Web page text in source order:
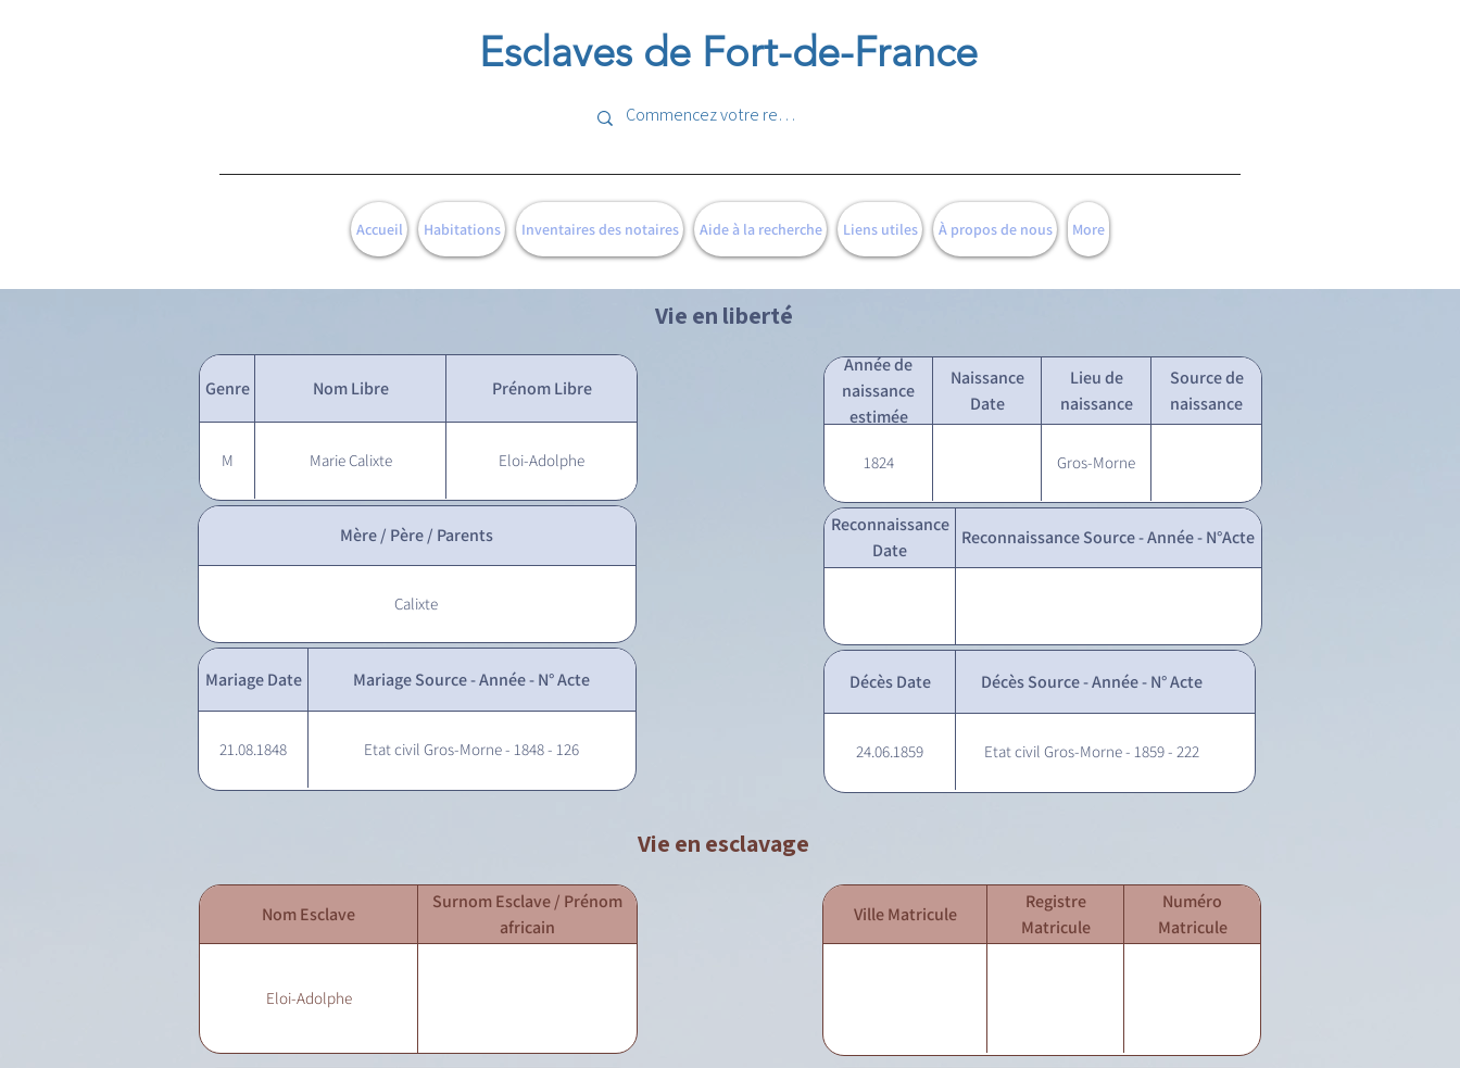
Esclaves de Fort-de-France
Accueil Habitations Inventaires des notaires Aide à la recherche Liens utiles À propos de nous More
Vie en liberté
Genre Nom Libre Prénom Libre
M Marie Calixte Eloi-Adolphe
Année de
naissance
estimée
Naissance
Date
Lieu de
naissance
Source de
naissance
1824 Gros-Morne
Mère / Père / Parents
Calixte
Mariage Date Mariage Source - Année - N° Acte
21.08.1848 Etat civil Gros-Morne - 1848 - 126
Reconnaissance
Date
Reconnaissance Source - Année - N°Acte
Décès Date Décès Source - Année - N° Acte
24.06.1859 Etat civil Gros-Morne - 1859 - 222
Vie en esclavage
Nom Esclave
Surnom Esclave / Prénom
africain
Eloi-Adolphe
Ville Matricule
Registre
Matricule
Numéro
Matricule